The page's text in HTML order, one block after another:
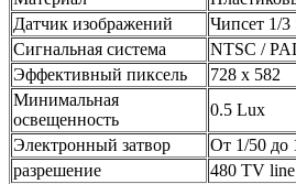
Датчик изображений
Чипсет 1/3
Сигнальная система
NTSC /
Эффективный пиксель
728 x 582
Минимальная
освещенность
0.5 Lux
Электронный затвор
От 1/50 до
разрешение
480 TV line